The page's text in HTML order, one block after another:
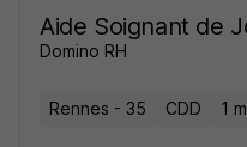
Aide Soignant de
Domino RH
Rennes - 35 CDD 1